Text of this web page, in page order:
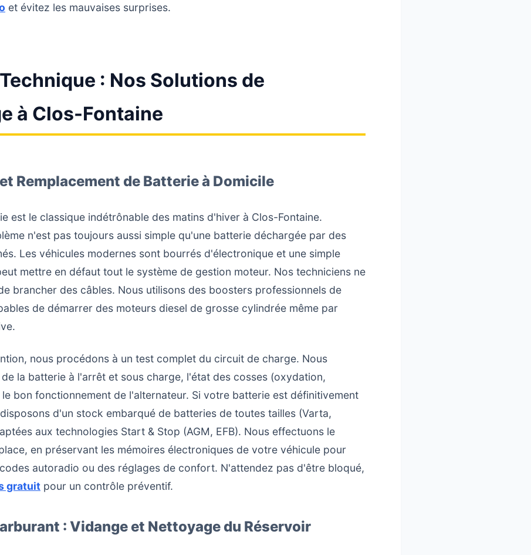
et évitez les mauvaises surprises.
: Nos Solutions de
à Clos-Fontaine
Remplacement de Batterie à Domicile
est le classique indétrônable des matins d'hiver à Clos-Fontaine.
n'est pas toujours aussi simple qu'une batterie déchargée par des
Les véhicules modernes sont bourrés d'électronique et une simple
mettre en défaut tout le système de gestion moteur. Nos techniciens ne
brancher des câbles. Nous utilisons des boosters professionnels de
de démarrer des moteurs diesel de grosse cylindrée même par
nous procédons à un test complet du circuit de charge. Nous
la batterie à l'arrêt et sous charge, l'état des cosses (oxydation,
bon fonctionnement de l'alternateur. Si votre batterie est définitivement
d'un stock embarqué de batteries de toutes tailles (Varta,
aux technologies Start & Stop (AGM, EFB). Nous effectuons le
en préservant les mémoires électroniques de votre véhicule pour
autoradio ou des réglages de confort. N'attendez pas d'être bloqué,
gratuit pour un contrôle préventif.
: Vidange et Nettoyage du Réservoir